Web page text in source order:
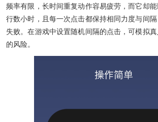
频率有限，长时间重复动作容易疲劳，而它却
行数小时，且每一次点击都保持相同力度与间
失败。在游戏中设置随机间隔的点击，可模拟
的风险。